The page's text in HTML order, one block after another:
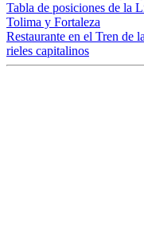
Tabla de posiciones de la
Tolima y Fortaleza
Restaurante en el Tren de
rieles capitalinos